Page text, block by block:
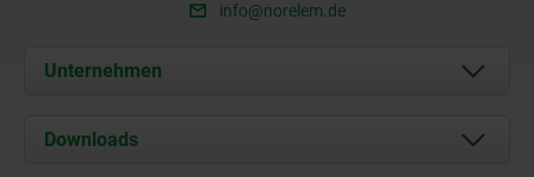
info@norelem.de
Unternehmen
Über uns
Downloads